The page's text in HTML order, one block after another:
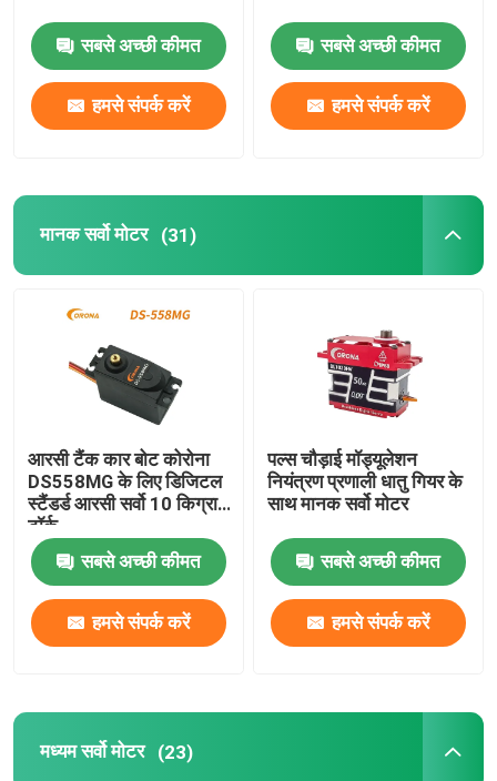
एक उद्धरण का अनुरोध करें
मध्यम सर्वो मोटर
डिजिटल सर्वो मोटर
औद्योगिक सर्वो मोटर
जेआर डीएमएसएस रिसीवर
Futaba S FHSS रिसीवर
सबसे अच्छी कीमत
हमसे संपर्क करें
सबसे अच्छी कीमत
हमसे संपर्क करें
मानक सर्वो मोटर (31)
आरसी टैंक कार बोट कोरोना
DS558MG के लिए डिजिटल
स्टैंडर्ड आरसी सर्वो 10 किग्रा
टॉर्क
सबसे अच्छी कीमत
हमसे संपर्क करें
पल्स चौड़ाई मॉड्यूलेशन
नियंत्रण प्रणाली धातु गियर के
साथ मानक सर्वो मोटर
सबसे अच्छी कीमत
हमसे संपर्क करें
मध्यम सर्वो मोटर (23)